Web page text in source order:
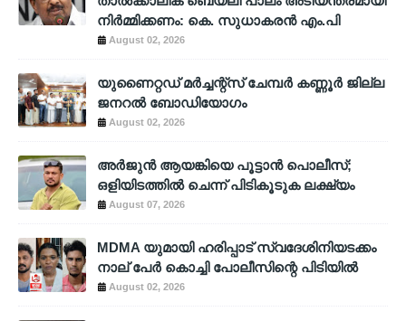
നിർമ്മിക്കണം: കെ. സുധാകരൻ എം.പി
August 02, 2026
യുണൈറ്റഡ് മർച്ചന്റ്സ് ചേമ്പർ കണ്ണൂർ ജില്ല
ജനറൽ ബോഡിയോഗം
August 02, 2026
അര്‍ജുന്‍ ആയങ്കിയെ പൂട്ടാന്‍ പൊലീസ്;
ഒളിയിടത്തില്‍ ചെന്ന് പിടികൂടുക ലക്ഷ്യം
August 07, 2026
MDMA യുമായി ഹരിപ്പാട് സ്വദേശിനിയടക്കം
നാല് പേർ കൊച്ചി പോലീസിന്റെ പിടിയിൽ
August 02, 2026